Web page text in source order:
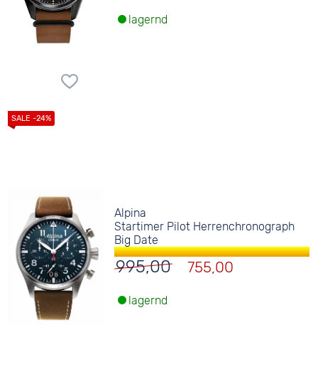
lagernd
Alpina
Startimer Pilot Herrenchronograph
Big Date
995,00 755,00
lagernd